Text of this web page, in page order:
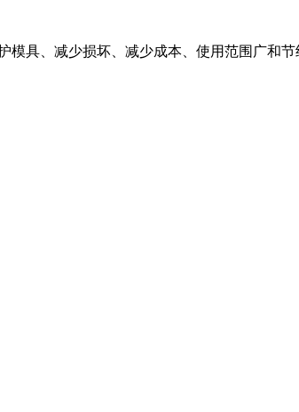
具、减少损坏、减少成本、使用范围广和